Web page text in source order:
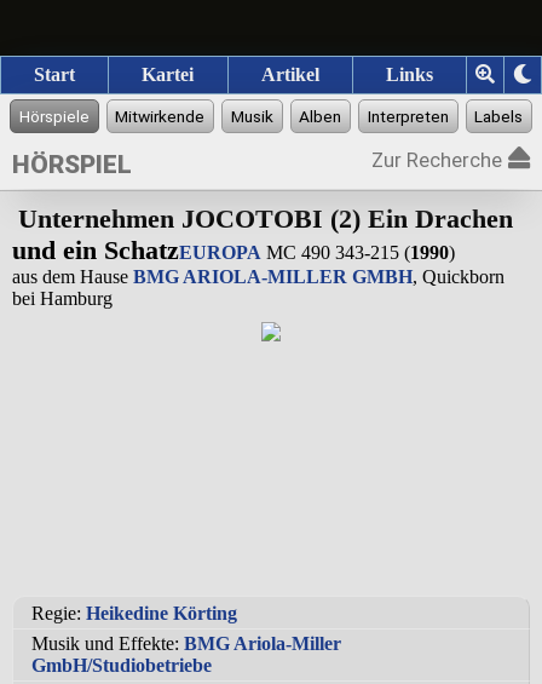
Start Kartei Artikel Links
HÖRSPIEL Zur Recherche
Unternehmen JOCOTOBI (2) Ein Drachen
und ein SchatzEUROPA MC 490 343-215 (1990)
aus dem Hause BMG ARIOLA-MILLER GMBH, Quickborn
bei Hamburg
Regie: Heikedine Körting
Musik und Effekte: BMG Ariola-Miller
GmbH/Studiobetriebe